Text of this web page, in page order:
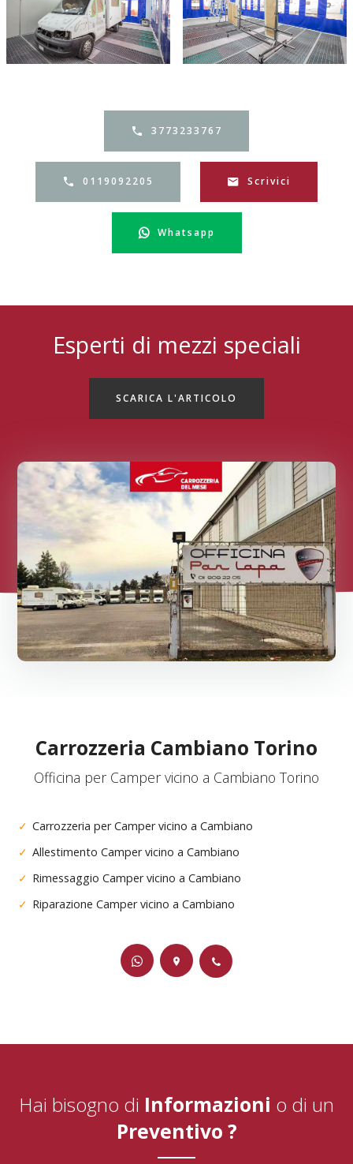
3773233767
0119092205 Scrivici
Whatsapp
Esperti di mezzi speciali
SCARICA L'ARTICOLO
Carrozzeria Cambiano Torino
Officina per Camper vicino a Cambiano Torino
Carrozzeria per Camper vicino a Cambiano
Allestimento Camper vicino a Cambiano
Rimessaggio Camper vicino a Cambiano
Riparazione Camper vicino a Cambiano
Hai bisogno di Informazioni o di un
Preventivo ?